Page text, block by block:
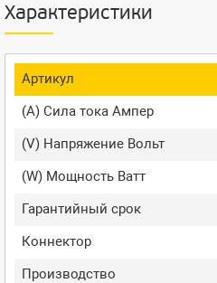
Характеристики
Артикул
(A) Сила тока Ампер
(V) Напряжение Вольт
(W) Мощность Ватт
Гарантийный срок
Коннектор
Производство